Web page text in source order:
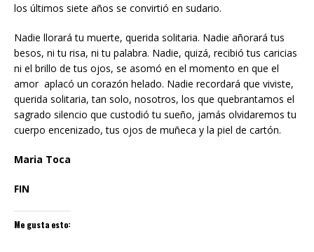
los últimos siete años se convirtió en sudario.
Nadie llorará tu muerte, querida solitaria. Nadie añorará tus
besos, ni tu risa, ni tu palabra. Nadie, quizá, recibió tus caricias
ni el brillo de tus ojos, se asomó en el momento en que el
amor aplacó un corazón helado. Nadie recordará que viviste,
querida solitaria, tan solo, nosotros, los que quebrantamos el
sagrado silencio que custodió tu sueño, jamás olvidaremos tu
cuerpo encenizado, tus ojos de muñeca y la piel de cartón.
Maria Toca
FIN
Me gusta esto: